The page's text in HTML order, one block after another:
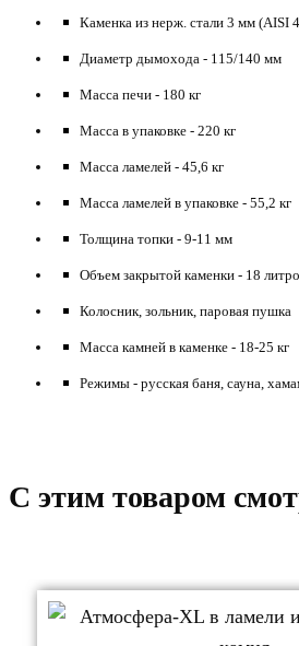
Каменка из нерж. стали 3 мм (AISI
Диаметр дымохода - 115/140 мм
Масса печи - 180 кг
Масса в упаковке - 220 кг
Масса ламелей - 45,6 кг
Масса ламелей в упаковке - 55,2 кг
Толщина топки - 9-11 мм
Объем закрытой каменки - 18
Колосник, зольник, паровая пушка
Масса камней в каменке - 18-25 кг
Режимы - русская баня, сауна,
C этим товаром